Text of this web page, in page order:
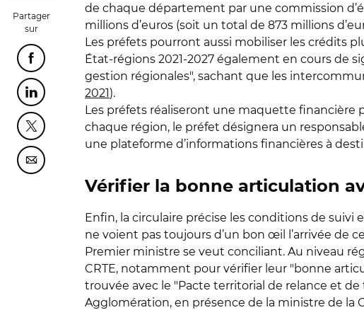
Partager
sur
Partager cette page sur Facebook
Partager cette page sur Linkedin
Partager cette page sur Twitter
Partager cette page sur Courriel
de chaque département par une commission
millions d’euros (soit un total de 873 millions
Les préfets pourront aussi mobiliser les crédits
État-régions 2021-2027 également en cours de
gestion régionales", sachant que les
2021).
Les préfets réaliseront une maquette financière
chaque région, le préfet désignera un
une plateforme d’informations financières à
Vérifier la bonne articulation
Enfin, la circulaire précise les conditions de suivi
ne voient pas toujours d’un bon œil l’arrivée de
Premier ministre se veut conciliant. Au niveau
CRTE, notamment pour vérifier leur "bonne
trouvée avec le "Pacte territorial de relance et
Agglomération, en présence de la ministre de la